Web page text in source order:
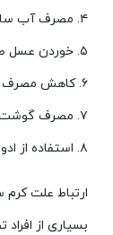
۴. مصرف آب سالم و جوشیده
۵. خوردن عسل طبیعی به صورت روزانه
۶. کاهش مصرف قندهای مصنوعی و نوشیدنی‌های صنعتی
۷. مصرف گوشت به‌صورت کامل پخته‌شده
۸. استفاده از ادویه‌های گرم مثل دارچین و زیره در غذاها
ارتباط علت
بسیاری از